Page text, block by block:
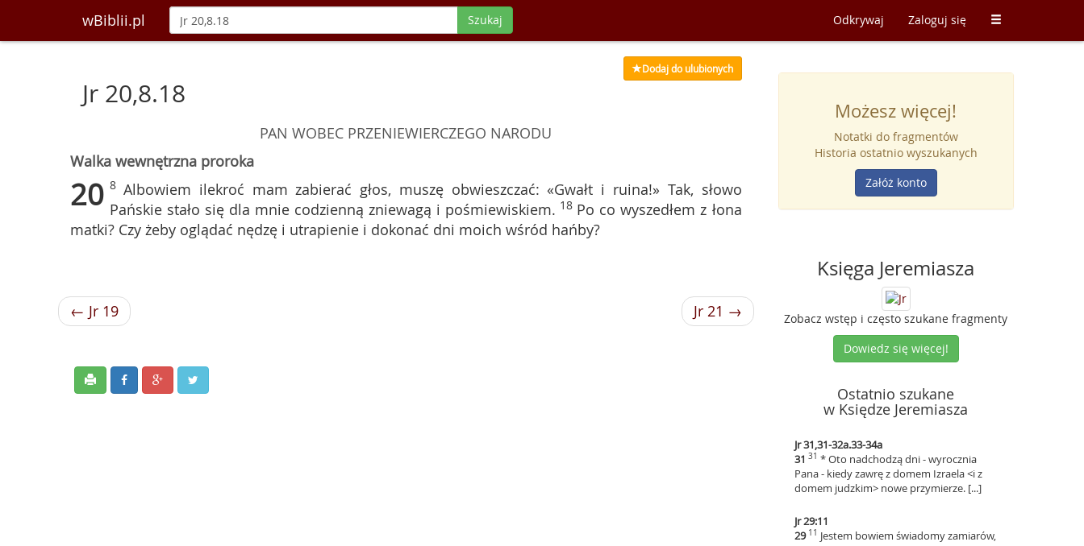
wBiblii.pl Szukaj Odkrywaj Zaloguj się
Dodaj do ulubionych
Jr 20,8.18
PAN WOBEC PRZENIEWIERCZEGO NARODU
Walka wewnętrzna proroka
20 8 Albowiem ilekroć mam zabierać głos, muszę obwieszczać: «Gwałt i ruina!» Tak, słowo
Pańskie stało się dla mnie codzienną zniewagą i pośmiewiskiem. 18 Po co wyszedłem z łona
matki? Czy żeby oglądać nędzę i utrapienie i dokonać dni moich wśród hańby?
← Jr 19 Jr 21 →
Możesz więcej!
Notatki do fragmentów
Historia ostatnio wyszukanych
Załóż konto
Księga Jeremiasza
Zobacz wstęp i często szukane fragmenty
Dowiedz się więcej!
Ostatnio szukane
w Księdze Jeremiasza
Jr 31,31-32a.33-34a
31 31 * Oto nadchodzą dni - wyrocznia
Pana - kiedy zawrę z domem Izraela <i z
domem judzkim> nowe przymierze. [...]
Jr 29:11
2911 Jestem bowiem świadomy zamiarów,